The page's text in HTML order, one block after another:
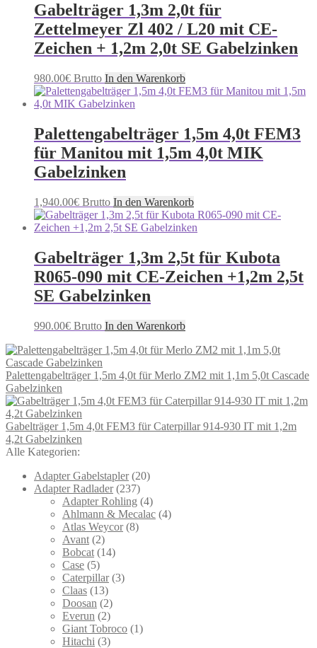
Gabelträger 1,3m 2,0t für
Zettelmeyer Zl 402 / L20 mit CE-
Zeichen + 1,2m 2,0t SE Gabelzinken
980.00€ Brutto In den Warenkorb
Palettengabelträger 1,5m 4,0t FEM3
für Manitou mit 1,5m 4,0t MIK
Gabelzinken
1,940.00€ Brutto In den Warenkorb
Gabelträger 1,3m 2,5t für Kubota
R065-090 mit CE-Zeichen +1,2m 2,5t
SE Gabelzinken
990.00€ Brutto In den Warenkorb
Palettengabelträger 1,5m 4,0t für Merlo ZM2 mit 1,1m 5,0t Cascade
Gabelzinken
Gabelträger 1,5m 4,0t FEM3 für Caterpillar 914-930 IT mit 1,2m
4,2t Gabelzinken
Alle Kategorien:
Adapter Gabelstapler (20)
Adapter Radlader (237)
Adapter Rohling (4)
Ahlmann & Mecalac (4)
Atlas Weycor (8)
Avant (2)
Bobcat (14)
Case (5)
Caterpillar (3)
Claas (13)
Doosan (2)
Everun (2)
Giant Tobroco (1)
Hitachi (3)